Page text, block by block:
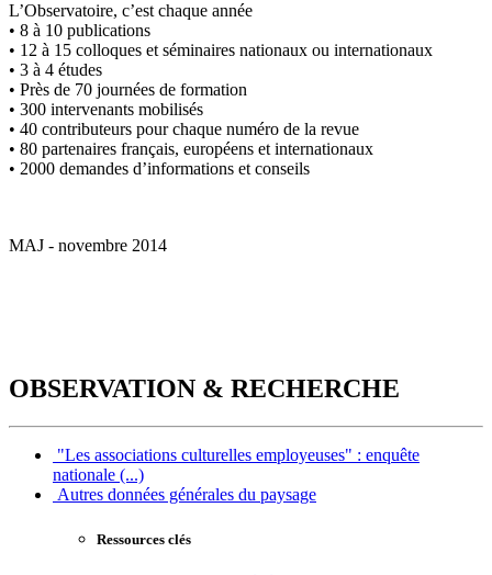
L’Observatoire, c’est chaque année
• 8 à 10 publications
• 12 à 15 colloques et séminaires nationaux ou internationaux
• 3 à 4 études
• Près de 70 journées de formation
• 300 intervenants mobilisés
• 40 contributeurs pour chaque numéro de la revue
• 80 partenaires français, européens et internationaux
• 2000 demandes d’informations et conseils
MAJ - novembre 2014
OBSERVATION & RECHERCHE
"Les associations culturelles employeuses" : enquête
nationale (...)
Autres données générales du paysage
Ressources clés